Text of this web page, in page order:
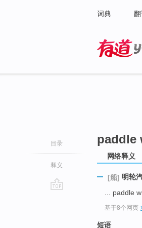
词典
目录
释义
paddle
网络释义
[船] 明轮
... paddle
基于8个网页-
短语